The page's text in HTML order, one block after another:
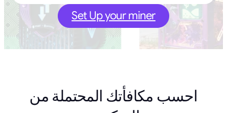
Set Up your miner
احسب مكافأتك المحتملة من